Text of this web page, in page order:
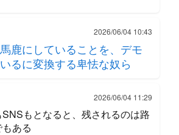
2026/06/04 10:43
鹿にしていることを、デモ
るに変換する卑怯な奴ら
2026/06/04 11:29
もとなると、残されるのは路
ある